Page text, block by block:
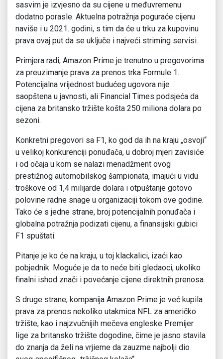
sasvim je izvjesno da su cijene u međuvremenu
dodatno porasle. Aktuelna potražnja poguraće cijenu
naviše i u 2021. godini, s tim da će u trku za kupovinu
prava ovaj put da se uključe i najveći striming servisi.
Primjera radi, Amazon Prime je trenutno u pregovorima
za preuzimanje prava za prenos trka Formule 1.
Potencijalna vrijednost budućeg ugovora nije
saopštena u javnosti, ali Financial Times podsjeća da
cijena za britansko tržište košta 250 miliona dolara po
sezoni.
Konkretni pregovori sa F1, ko god da ih na kraju „osvoji“
u velikoj konkurenciji ponuđača, u dobroj mjeri zavisiće
i od očaja u kom se nalazi menadžment ovog
prestižnog automobilskog šampionata, imajući u vidu
troškove od 1,4 milijarde dolara i otpuštanje gotovo
polovine radne snage u organizaciji tokom ove godine.
Tako će s jedne strane, broj potencijalnih ponuđača i
globalna potražnja podizati cijenu, a finansijski gubici
F1 spuštati.
Pitanje je ko će na kraju, u toj klackalici, izaći kao
pobjednik. Moguće je da to neće biti gledaoci, ukoliko
finalni ishod znači i povećanje cijene direktnih prenosa.
S druge strane, kompanija Amazon Prime je već kupila
prava za prenos nekoliko utakmica NFL za američko
tržište, kao i najzvučnijih mečeva engleske Premijer
lige za britansko tržište dogodine, čime je jasno stavila
do znanja da želi na vrjieme da zauzme najbolji dio